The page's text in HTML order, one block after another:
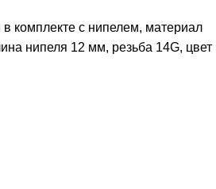
комплекте с нипелем, материал
нипеля 12 мм, резьба 14G, цвет